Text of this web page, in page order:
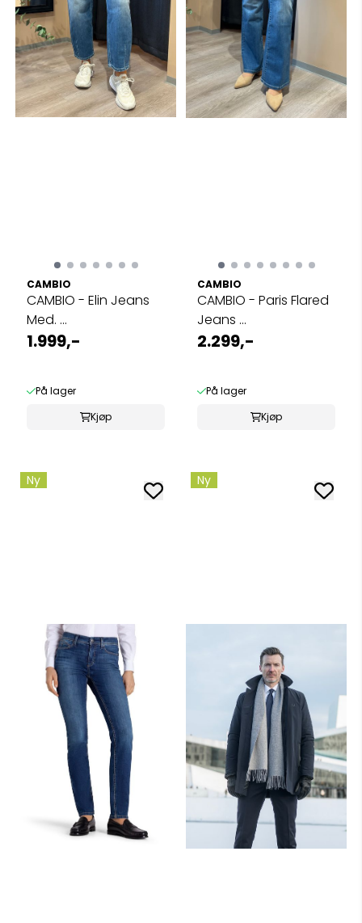
CAMBIO
CAMBIO - Elin Jeans
Med. ...
1.999,-
På lager
Kjøp
CAMBIO
CAMBIO - Paris Flared
Jeans ...
2.299,-
På lager
Kjøp
Ny Ny